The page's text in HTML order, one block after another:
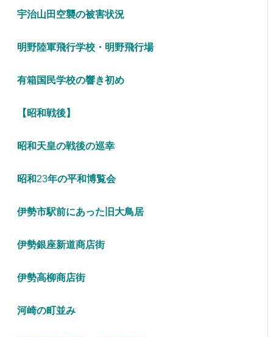
宇治山田空襲の被害状況
明野陸軍飛行学校・明野飛行場
有箱国民学校の響き初め
【昭和戦後】
昭和天皇の戦後の巡幸
昭和23年の平和博覧会
伊勢市駅前にあった旧大鳥居
伊勢銀座新道商店街
伊勢高柳商店街
河崎の町並み